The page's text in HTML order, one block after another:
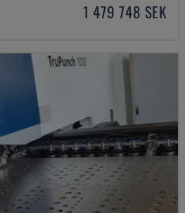
1 479 748 SEK